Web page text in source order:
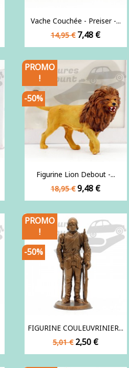
Vache Couchée - Preiser -...
Prix
de
14,95 € Prix
7,48 €
Figurine Lion Debout -...
Prix
de
18,95 € Prix
9,48 €
PROMO
!
-50%
FIGURINE COULEUVRINIER...
Prix
de
5,01 € Prix
2,50 €
PROMO
!
-50%